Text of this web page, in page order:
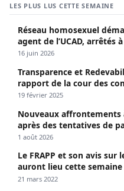
LES PLUS LUS CETTE SEMAINE
Réseau homosexuel
agent de l’UCAD, arrêtés
propagé le VIH depuis 2018
16 juin 2026
Transparence et
rapport de la cour des
19 février 2025
Nouveaux
après des tentatives de
1 août 2026
Le FRAPP et son avis
auront lieu cette semaine
21 mars 2022